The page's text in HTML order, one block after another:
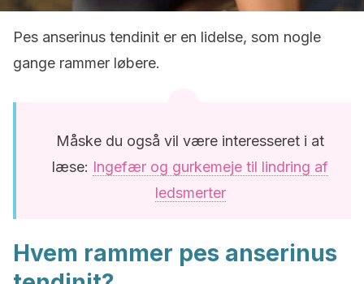
Pes anserinus tendinit er en lidelse, som nogle
gange rammer løbere.
Måske du også vil være interesseret i at
læse: Ingefær og gurkemeje til lindring af
ledsmerter
Hvem rammer pes anserinus